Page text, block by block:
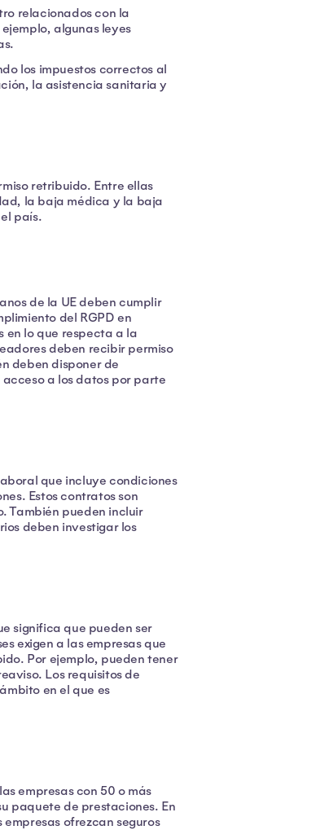
relacionados con la
algunas leyes
los impuestos correctos al
la asistencia sanitaria y
retribuido. Entre ellas
la baja médica y la baja
país.
de la UE deben cumplir
del RGPD en
en lo que respecta a la
deben recibir permiso
deben disponer de
a los datos por parte
que incluye condiciones
Estos contratos son
También pueden incluir
deben investigar los
significa que pueden ser
exigen a las empresas que
Por ejemplo, pueden tener
Los requisitos de
en el que es
empresas con 50 o más
paquete de prestaciones. En
ofrezcan seguros